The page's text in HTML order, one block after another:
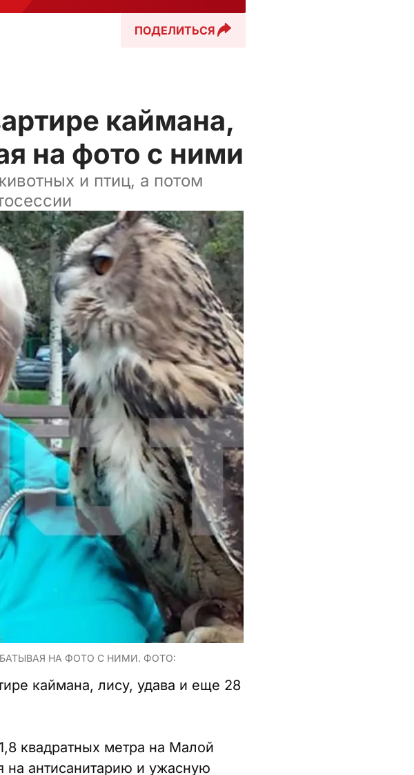
ПОДЕЛИТЬСЯ
каймана,
на фото с ними
и птиц, а потом
НА ФОТО С НИМИ. ФОТО:
каймана, лису, удава и еще 28
квадратных метра на Малой
на антисанитарию и ужасную